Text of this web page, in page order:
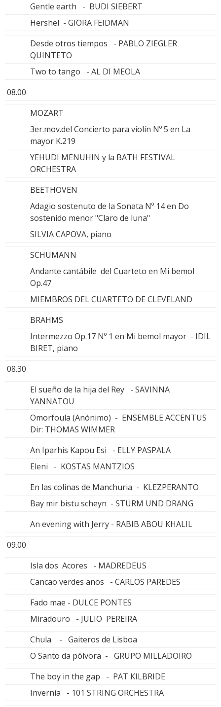
Gentle earth - BUDI SIEBERT
Hershel - GIORA FEIDMAN
Desde otros tiempos - PABLO ZIEGLER
QUINTETO
Two to tango - AL DI MEOLA
08.00
MOZART
3er.mov.del Concierto para violín Nº 5 en La
mayor K.219
YEHUDI MENUHIN y la BATH FESTIVAL
ORCHESTRA
BEETHOVEN
Adagio sostenuto de la Sonata Nº 14 en Do
sostenido menor "Claro de luna"
SILVIA CAPOVA, piano
SCHUMANN
Andante cantábile del Cuarteto en Mi bemol
Op.47
MIEMBROS DEL CUARTETO DE CLEVELAND
BRAHMS
Intermezzo Op.17 Nº 1 en Mi bemol mayor - IDIL
BIRET, piano
08.30
El sueño de la hija del Rey - SAVINNA
YANNATOU
Omorfoula (Anónimo) - ENSEMBLE ACCENTUS
Dir: THOMAS WIMMER
An Iparhis Kapou Esi - ELLY PASPALA
Eleni - KOSTAS MANTZIOS
En las colinas de Manchuria - KLEZPERANTO
Bay mir bistu scheyn - STURM UND DRANG
An evening with Jerry - RABIB ABOU KHALIL
09.00
Isla dos Acores - MADREDEUS
Cancao verdes anos - CARLOS PAREDES
Fado mae - DULCE PONTES
Miradouro - JULIO PEREIRA
Chula - Gaiteros de Lisboa
O Santo da pólvora - GRUPO MILLADOIRO
The boy in the gap - PAT KILBRIDE
Invernia - 101 STRING ORCHESTRA